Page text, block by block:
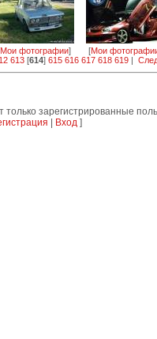
Мои фотографии] [Мои
613[614] 615 616 617 618 619|
только зарегистрированные
Вход]